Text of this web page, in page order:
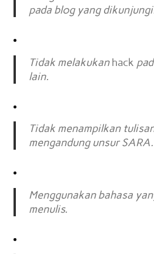
pada blog yang
Tidak melakukanhack
lain.
Tidak menampilkan
mengandung unsur SARA.
Menggunakan bahasa
menulis.